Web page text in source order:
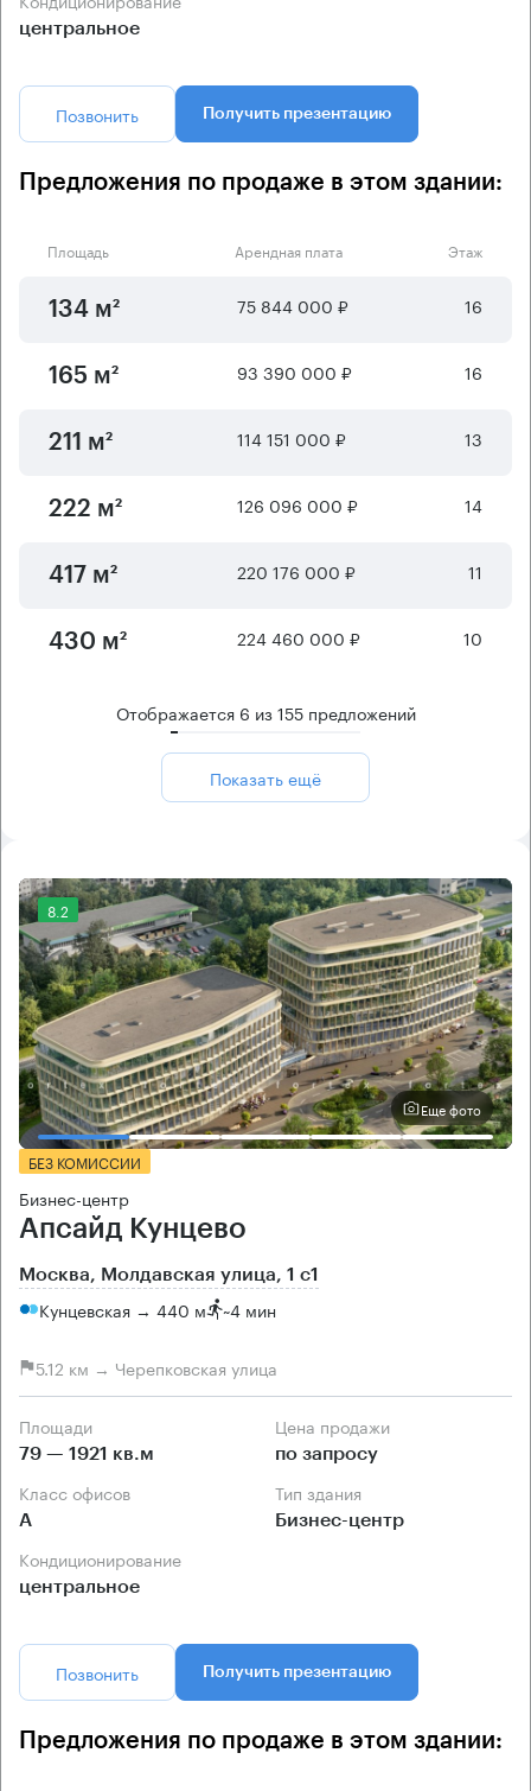
центральное
Позвонить Получить презентацию
Предложения по продаже в этом здании:
Площадь Арендная плата Этаж
134 м² 75 844 000 ₽ 16
165 м² 93 390 000 ₽ 16
211 м² 114 151 000 ₽ 13
222 м² 126 096 000 ₽ 14
417 м² 220 176 000 ₽ 11
430 м² 224 460 000 ₽ 10
Отображается 6 из155предложений
Показать ещё
8.2
Еще фото
БЕЗ КОМИССИИ
Бизнес-центр
Апсайд Кунцево
Москва, Молдавская улица, 1 с1
Кунцевская → 440 м ~4 мин
5.12 км → Черепковская улица
Площади
79 — 1921 кв.м
Цена продажи
по запросу
Класс офисов
А
Тип здания
Бизнес-центр
Кондиционирование
центральное
Позвонить Получить презентацию
Предложения по продаже в этом здании: